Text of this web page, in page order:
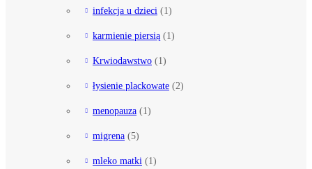
infekcja u dzieci (1)
karmienie piersią (1)
Krwiodawstwo (1)
łysienie plackowate (2)
menopauza (1)
migrena (5)
mleko matki (1)